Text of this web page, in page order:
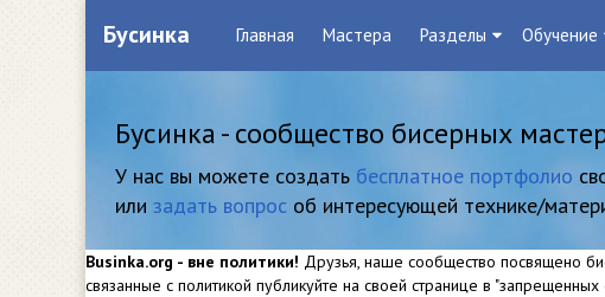
Бусинка Главная Мастера Разделы Обучение
Бусинка - сообщество бисерных
У нас вы можете создать бесплатное портфолио
или задать вопрос об интересующей технике/
Businka.org - вне политики! Друзья, наше сообщество посвящено
связанные с политикой публикуйте на своей странице в